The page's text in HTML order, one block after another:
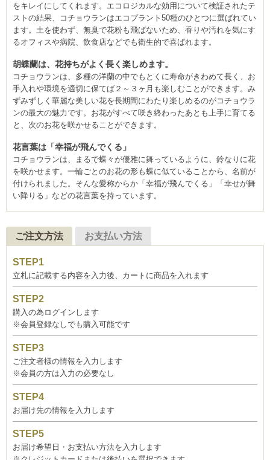
をキレイにしてくれます。エコロジカルな効用について検証されたテ
ストの結果、コチョウランはエコプラント50種のひとつに選ばれてい
ます。土を使わず、無臭で花粉も飛ばないため、香りや汚れを気にす
るオフィスや病院、飲食店などでも衛生的で喜ばれます。
胡蝶蘭は、花持ちがよく長く楽しめます。
コチョウランは、多種の洋蘭の中でもとくに寿命がきわめて長く、お
手入れや環境を適切に保てば２～３ヶ月も楽しむことができます。み
ずみずしく華麗な美しい花を長期間にわたり楽しめるのがコチョウラ
ンの最大の魅力です。お花がすべて咲き終わったあとも上手に育てる
と、次のお花を咲かせることができます。
花言葉は「幸福が飛んでくる」
コチョウランは、まるで蝶々が優雅に舞っているように、鈴なりに花
を咲かせます。一輪ごとのお花の形も蝶に似ていることから、名前が
付けられました。そんな愛称からか「幸福が飛んでくる」「幸せが舞
い降りる」などの花言葉を持っています。
ご注文方法 お支払い方法
立札に記載する内容を入力後、カートに商品を入れます
購入の為ログインします
※会員登録なしでも購入可能です
ご注文者様の情報を入力します
※会員の方は入力の必要なし
お届け先の情報を入力します
お届け希望日・お支払い方法を入力します